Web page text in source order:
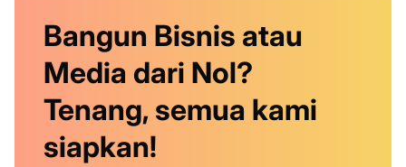
Bangun Bisnis atau
Media dari Nol?
Tenang, semua kami
siapkan!